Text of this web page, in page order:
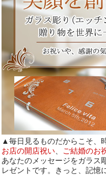
▲毎日見るものだからこそ、
お店の開店祝い
ご結婚のお
あなたのメッセージをガラス
レゼントです。きっと、記憶